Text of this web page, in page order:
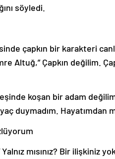
söyledi.
çapkın bir karakteri
Altuğ,” Çapkın değilim.
koşan bir adam
duymadım. Hayatımdan
mısınız? Bir ilişkiniz